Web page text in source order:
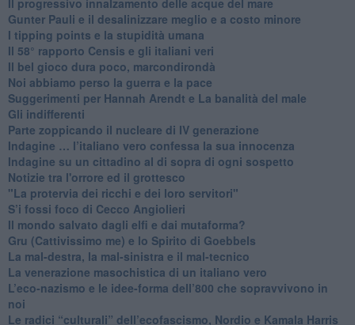
​Gunter Pauli e il desalinizzare meglio e a costo minore
I tipping points e la stupidità umana
​Il 58° rapporto Censis e gli italiani veri
​Il bel gioco dura poco, marcondirondà
Noi abbiamo perso la guerra e la pace
Suggerimenti per Hannah Arendt e La banalità del male
​Gli indifferenti
Parte zoppicando il nucleare di IV generazione
​Indagine … l’italiano vero confessa la sua innocenza
Indagine su un cittadino al di sopra di ogni sospetto
Notizie tra l'orrore ed il grottesco
"La protervia dei ricchi e dei loro servitori"
S’i fossi foco di Cecco Angiolieri
​Il mondo salvato dagli elfi e dai mutaforma?
Gru (Cattivissimo me) e lo Spirito di Goebbels
​La mal-destra, la mal-sinistra e il mal-tecnico
​La venerazione masochistica di un italiano vero
​L’eco-nazismo e le idee-forma dell’800 che sopravvivono in
noi
​Le radici “culturali” dell’ecofascismo, Nordio e Kamala Harris